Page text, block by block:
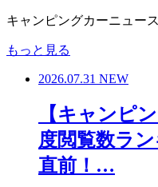
キャンピングカーニュース
もっと見る
2026.07.31 NEW
【キャンピ
度閲覧数ラ
直前！…